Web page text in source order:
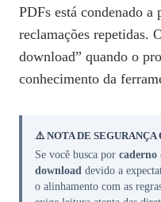
PDFs está condenado a
reclamações repetidas.
download” quando o
conhecimento da
⚠️ NOTA DE SEGURANÇA
Se você busca por caderno
download devido a
o alinhamento com as